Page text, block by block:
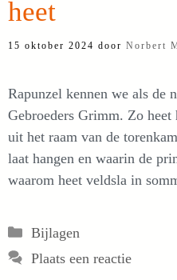
heet
15 oktober 2024 door Norbert
Rapunzel kennen we als de
Gebroeders Grimm. Zo heet
uit het raam van de
laat hangen en waarin de
waarom heet veldsla in
Categorieën
Bijlagen
Plaats een reactie